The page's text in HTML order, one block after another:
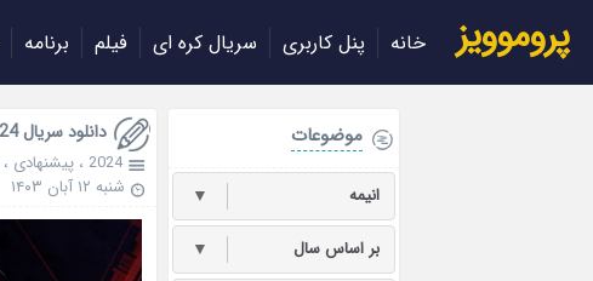
پروموویز خانه پنل کاربری سریال کره ای فیلم برنامه
دانلود سریال The Judge from Hell 2024
2024 ، پیشنهادی ،
شنبه ۱۲ آبان ۱۴۰۳
موضوعات
انیمه ▼
بر اساس سال ▼